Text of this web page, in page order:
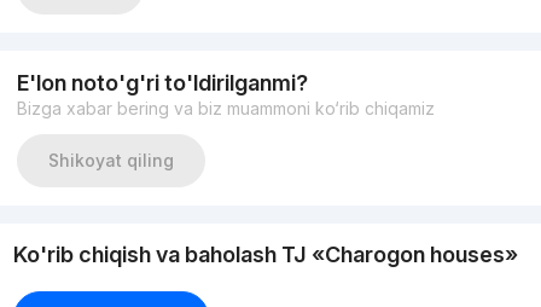
ochiq avtoturargohda qoldirishi mumkin.
ishlamoqda.
Infratuzilma
E'lon noto'g'ri to'ldirilganmi?
Bizga xabar bering va biz muammoni ko‘rib chiqamiz
Shikoyat qiling
Ko'rib chiqish va baholash TJ «Charogon houses»